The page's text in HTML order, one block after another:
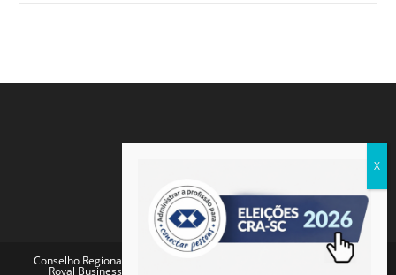
Conselho Regional de Administração de Santa Catarina - Endereço:
Royal Business Center - Av. Pref. Osmar Cunha, 260 - Centro,